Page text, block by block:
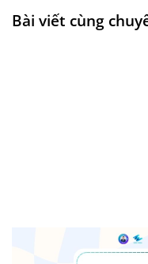
Bài viết cùng